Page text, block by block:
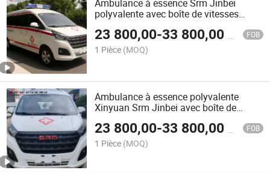
Ambulance à essence Srm Jinbei
polyvalente avec boîte de vitesses
23 800,00-33 800,00 FOB
1 Pièce (MOQ)
Ambulance à essence polyvalente
Xinyuan Srm Jinbei avec boîte de
23 800,00-33 800,00 FOB
1 Pièce (MOQ)